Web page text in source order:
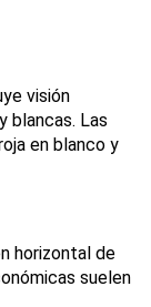
visión
blancas. Las
en blanco y
horizontal de
suelen